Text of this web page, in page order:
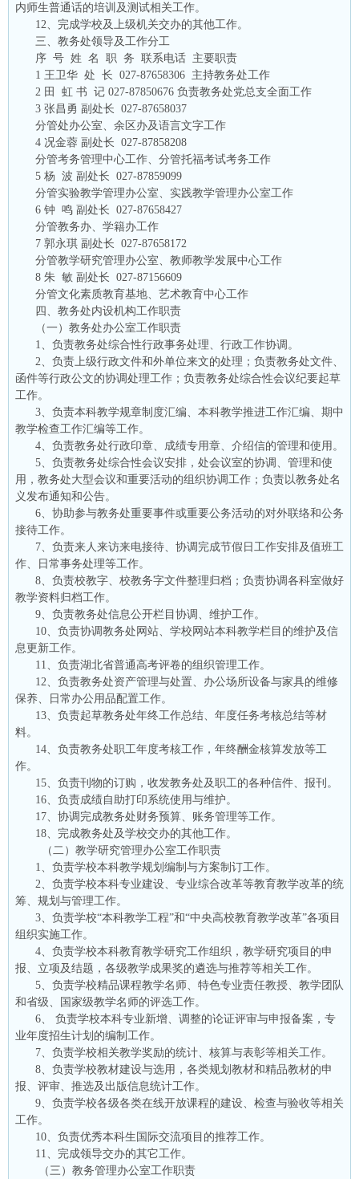
内师生普通话的培训及测试相关工作。
12、完成学校及上级机关交办的其他工作。
三、教务处领导及工作分工
序 号 姓 名 职 务 联系电话 主要职责
1 王卫华 处 长 027-87658306 主持教务处工作
2 田 虹 书 记 027-87850676 负责教务处党总支全面工作
3 张昌勇 副处长 027-87658037
分管处办公室、余区办及语言文字工作
4 况金蓉 副处长 027-87858208
分管考务管理中心工作、分管托福考试考务工作
5 杨 波 副处长 027-87859099
分管实验教学管理办公室、实践教学管理办公室工作
6 钟 鸣 副处长 027-87658427
分管教务办、学籍办工作
7 郭永琪 副处长 027-87658172
分管教学研究管理办公室、教师教学发展中心工作
8 朱 敏 副处长 027-87156609
分管文化素质教育基地、艺术教育中心工作
四、教务处内设机构工作职责
（一）教务处办公室工作职责
1、负责教务处综合性行政事务处理、行政工作协调。
2、负责上级行政文件和外单位来文的处理；负责教务处文件、
函件等行政公文的协调处理工作；负责教务处综合性会议纪要起草
工作。
3、负责本科教学规章制度汇编、本科教学推进工作汇编、期中
教学检查工作汇编等工作。
4、负责教务处行政印章、成绩专用章、介绍信的管理和使用。
5、负责教务处综合性会议安排，处会议室的协调、管理和使
用，教务处大型会议和重要活动的组织协调工作；负责以教务处名
义发布通知和公告。
6、协助参与教务处重要事件或重要公务活动的对外联络和公务
接待工作。
7、负责来人来访来电接待、协调完成节假日工作安排及值班工
作、日常事务处理等工作。
8、负责校教字、校教务字文件整理归档；负责协调各科室做好
教学资料归档工作。
9、负责教务处信息公开栏目协调、维护工作。
10、负责协调教务处网站、学校网站本科教学栏目的维护及信
息更新工作。
11、负责湖北省普通高考评卷的组织管理工作。
12、负责教务处资产管理与处置、办公场所设备与家具的维修
保养、日常办公用品配置工作。
13、负责起草教务处年终工作总结、年度任务考核总结等材
料。
14、负责教务处职工年度考核工作，年终酬金核算发放等工
作。
15、负责刊物的订购，收发教务处及职工的各种信件、报刊。
16、负责成绩自助打印系统使用与维护。
17、协调完成教务处财务预算、账务管理等工作。
18、完成教务处及学校交办的其他工作。
（二）教学研究管理办公室工作职责
1、负责学校本科教学规划编制与方案制订工作。
2、负责学校本科专业建设、专业综合改革等教育教学改革的统
筹、规划与管理工作。
3、负责学校“本科教学工程”和“中央高校教育教学改革”各项目
组织实施工作。
4、负责学校本科教育教学研究工作组织，教学研究项目的申
报、立项及结题，各级教学成果奖的遴选与推荐等相关工作。
5、负责学校精品课程教学名师、特色专业责任教授、教学团队
和省级、国家级教学名师的评选工作。
6、 负责学校本科专业新增、调整的论证评审与申报备案，专
业年度招生计划的编制工作。
7、负责学校相关教学奖励的统计、核算与表彰等相关工作。
8、负责学校教材建设与选用，各类规划教材和精品教材的申
报、评审、推选及出版信息统计工作。
9、负责学校各级各类在线开放课程的建设、检查与验收等相关
工作。
10、负责优秀本科生国际交流项目的推荐工作。
11、完成领导交办的其它工作。
（三）教务管理办公室工作职责